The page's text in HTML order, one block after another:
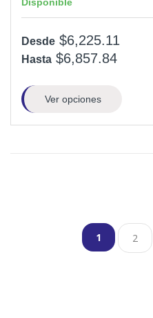
Disponible
Desde $6,225.11
Hasta $6,857.84
Ver opciones
1 2